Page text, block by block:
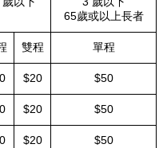
65歲或以上長者
雙程 單程
$20 $50
$20 $50
$20 $50